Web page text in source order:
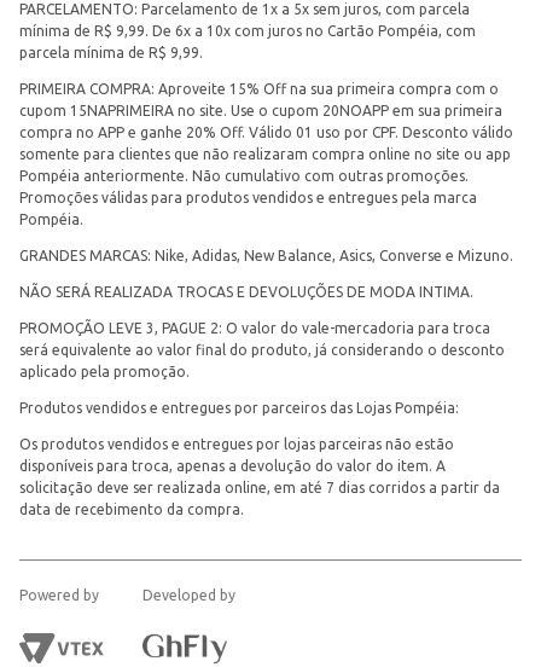
PARCELAMENTO: Parcelamento de 1x a 5x sem juros, com parcela
mínima de R$ 9,99. De 6x a 10x com juros no Cartão Pompéia, com
parcela mínima de R$ 9,99.
PRIMEIRA COMPRA: Aproveite 15% Off na sua primeira compra com o
cupom 15NAPRIMEIRA no site. Use o cupom 20NOAPP em sua primeira
compra no APP e ganhe 20% Off. Válido 01 uso por CPF. Desconto válido
somente para clientes que não realizaram compra online no site ou app
Pompéia anteriormente. Não cumulativo com outras promoções.
Promoções válidas para produtos vendidos e entregues pela marca
Pompéia.
GRANDES MARCAS: Nike, Adidas, New Balance, Asics, Converse e Mizuno.
NÃO SERÁ REALIZADA TROCAS E DEVOLUÇÕES DE MODA INTIMA.
PROMOÇÃO LEVE 3, PAGUE 2: O valor do vale-mercadoria para troca
será equivalente ao valor final do produto, já considerando o desconto
aplicado pela promoção.
Produtos vendidos e entregues por parceiros das Lojas Pompéia:
Os produtos vendidos e entregues por lojas parceiras não estão
disponíveis para troca, apenas a devolução do valor do item. A
solicitação deve ser realizada online, em até 7 dias corridos a partir da
data de recebimento da compra.
Powered by Developed by